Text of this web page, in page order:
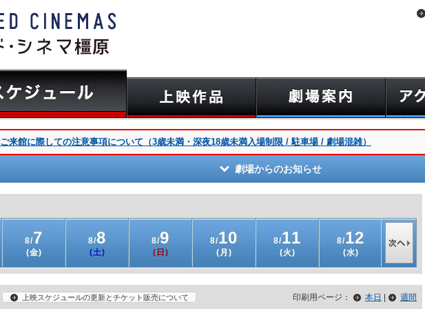
ご来館に際しての注意事項について（3歳未満・深夜18歳未満入場制限 / 駐車場 / 劇場混雑）
劇場からのお知らせ
8/7
(金)
8/8
(土)
8/9
(日)
8/10
(月)
8/11
(火)
8/12
(水)
8/
上映スケジュールの更新とチケット販売について 印刷用ページ： 本日 週間